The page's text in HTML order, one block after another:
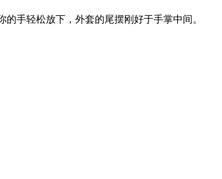
手轻松放下，外套的尾摆刚好于手掌中间。